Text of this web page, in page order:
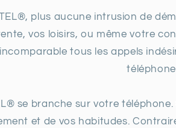
plus aucune intrusion de
vos loisirs, ou même votre
tous les appels
se branche sur votre
et de vos habitudes.